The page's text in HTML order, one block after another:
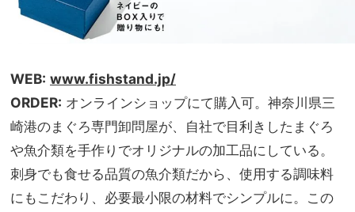
WEB: www.fishstand.jp/
ORDER: オンラインショップにて購入可。神奈川県三
崎港のまぐろ専門卸問屋が、自社で目利きしたまぐろ
や魚介類を手作りでオリジナルの加工品にしている。
刺身でも食せる品質の魚介類だから、使用する調味料
にもこだわり、必要最小限の材料でシンプルに。この